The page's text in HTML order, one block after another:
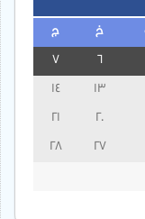
خ ج
13
14
20
21
27
28